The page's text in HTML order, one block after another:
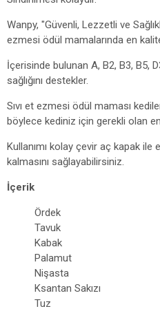
Wanpy, "Güvenli, Lezzetli ve
ezmesi ödül mamalarında en
İçerisinde bulunan A, B2, B3, B5,
sağlığını destekler.
Sıvı et ezmesi ödül maması
böylece kediniz için gerekli olan
Kullanımı kolay çevir aç kapak
kalmasını sağlayabilirsiniz.
İçerik
Ördek
Tavuk
Kabak
Palamut
Nişasta
Ksantan Sakızı
Tuz